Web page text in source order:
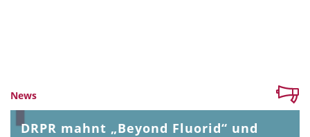
News
DRPR mahnt „Beyond Fluorid“ und